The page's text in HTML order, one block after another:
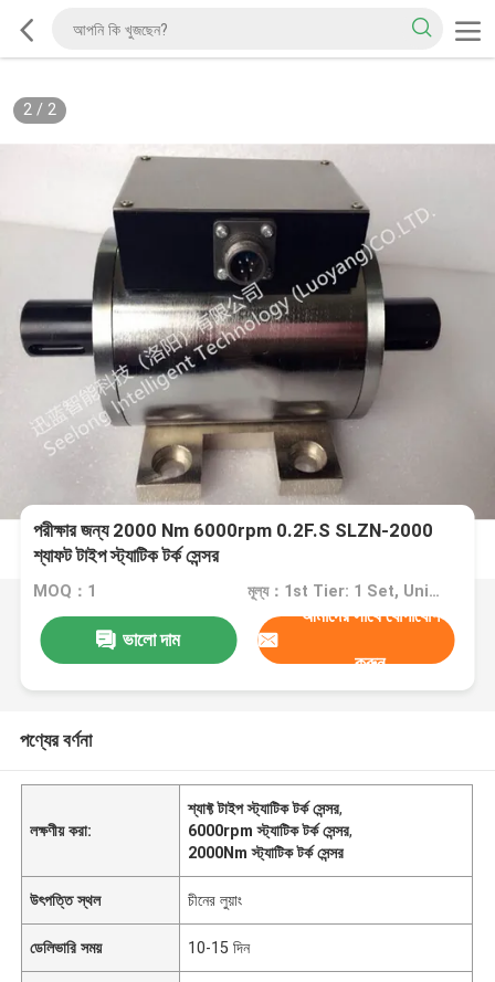
2/ 2
পরীক্ষার জন্য 2000 Nm 6000rpm 0.2F.S SLZN-2000
শ্যাফট টাইপ স্ট্যাটিক টর্ক সেন্সর
MOQ：1 মূল্য：1st Tier: 1 Set, Unit Price USD 3.00 2nd Tier: 2-5 Sets, Unit Price USD 2.00 3rd Tier: Over 5 Sets, Unit Price USD 1.00
ভালো দাম
আমাদের সাথে যোগাযোগ
করুন
পণ্যের বর্ণনা
লক্ষণীয় করা:
শ্যাফ্ট টাইপ স্ট্যাটিক টর্ক সেন্সর,
6000rpm স্ট্যাটিক টর্ক সেন্সর,
2000Nm স্ট্যাটিক টর্ক সেন্সর
উৎপত্তি স্থল চীনের লুয়াং
ডেলিভারি সময় 10-15 দিন